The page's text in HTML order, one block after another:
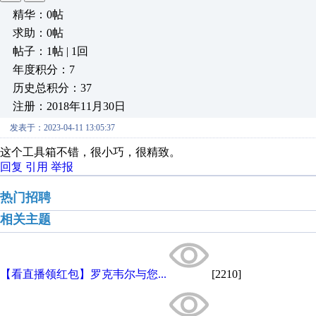
精华：0帖
求助：0帖
帖子：1帖 | 1回
年度积分：7
历史总积分：37
注册：2018年11月30日
发表于：2023-04-11 13:05:37
这个工具箱不错，很小巧，很精致。
回复 引用 举报
热门招聘
相关主题
【看直播领红包】罗克韦尔与您... [2210]